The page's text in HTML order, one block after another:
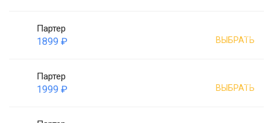
Партер
1899 ₽ ВЫБРАТЬ
Партер
1999 ₽ ВЫБРАТЬ